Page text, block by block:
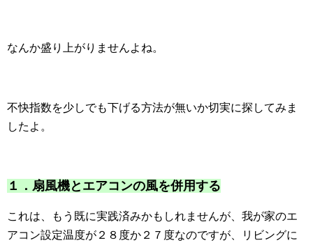
なんか盛り上がりませんよね。
不快指数を少しでも下げる方法が無いか切実に探してみま
したよ。
１．扇風機とエアコンの風を併用する
これは、もう既に実践済みかもしれませんが、我が家のエ
アコン設定温度が２８度か２７度なのですが、リビングに